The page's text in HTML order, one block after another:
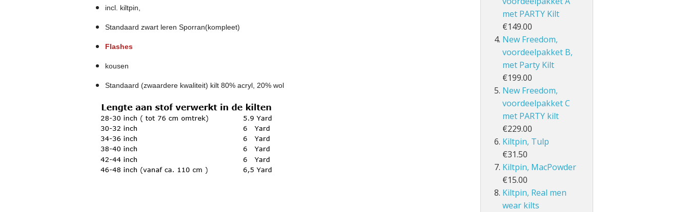
incl. kiltpin,
Standaard zwart leren Sporran(kompleet)
Flashes
kousen
Standaard (zwaardere kwaliteit) kilt 80% acryl, 20% wol
met PARTY Kilt
€149.00
New Freedom,
voordeelpakket B,
met Party Kilt
€199.00
New Freedom,
voordeelpakket C
met PARTY kilt
€229.00
Kiltpin, Tulp
€31.50
Kiltpin, MacPowder
€15.00
Kiltpin, Real men
wear kilts